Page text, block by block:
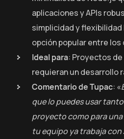
aplicaciones y APIs
simplicidad y
opción popular entre
Ideal para: Proyectos
requieran un desarrollo
Comentario de Tupac: «
que lo puedes usar
proyecto como para una
tu equipo ya trabaja con